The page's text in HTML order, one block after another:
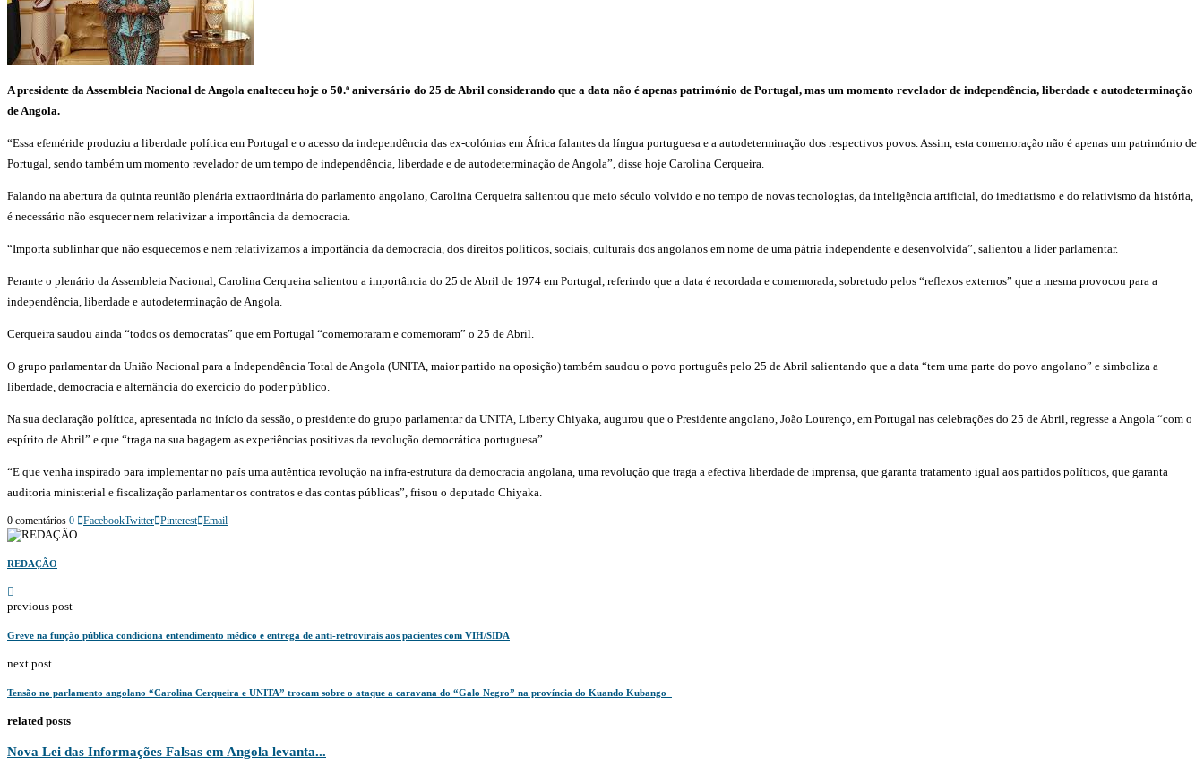
A presidente da Assembleia Nacional de Angola enalteceu hoje o 50.º aniversário do 25 de Abril considerando que a data não é apenas património de Portugal, mas um momento revelador de independência, liberdade e autodeterminação
de Angola.
“Essa efeméride produziu a liberdade política em Portugal e o acesso da independência das ex-colónias em África falantes da língua portuguesa e a autodeterminação dos respectivos povos. Assim, esta comemoração não é apenas um património de
Portugal, sendo também um momento revelador de um tempo de independência, liberdade e de autodeterminação de Angola”, disse hoje Carolina Cerqueira.
Falando na abertura da quinta reunião plenária extraordinária do parlamento angolano, Carolina Cerqueira salientou que meio século volvido e no tempo de novas tecnologias, da inteligência artificial, do imediatismo e do relativismo da história,
é necessário não esquecer nem relativizar a importância da democracia.
“Importa sublinhar que não esquecemos e nem relativizamos a importância da democracia, dos direitos políticos, sociais, culturais dos angolanos em nome de uma pátria independente e desenvolvida”, salientou a líder parlamentar.
Perante o plenário da Assembleia Nacional, Carolina Cerqueira salientou a importância do 25 de Abril de 1974 em Portugal, referindo que a data é recordada e comemorada, sobretudo pelos “reflexos externos” que a mesma provocou para a
independência, liberdade e autodeterminação de Angola.
Cerqueira saudou ainda “todos os democratas” que em Portugal “comemoraram e comemoram” o 25 de Abril.
O grupo parlamentar da União Nacional para a Independência Total de Angola (UNITA, maior partido na oposição) também saudou o povo português pelo 25 de Abril salientando que a data “tem uma parte do povo angolano” e simboliza a
liberdade, democracia e alternância do exercício do poder público.
Na sua declaração política, apresentada no início da sessão, o presidente do grupo parlamentar da UNITA, Liberty Chiyaka, augurou que o Presidente angolano, João Lourenço, em Portugal nas celebrações do 25 de Abril, regresse a Angola “com o
espírito de Abril” e que “traga na sua bagagem as experiências positivas da revolução democrática portuguesa”.
“E que venha inspirado para implementar no país uma autêntica revolução na infra-estrutura da democracia angolana, uma revolução que traga a efectiva liberdade de imprensa, que garanta tratamento igual aos partidos políticos, que garanta
auditoria ministerial e fiscalização parlamentar os contratos e das contas públicas”, frisou o deputado Chiyaka.
0 comentários 0 FacebookTwitter Pinterest Email
REDAÇÃO
previous post
Greve na função pública condiciona entendimento médico e entrega de anti-retrovirais aos pacientes com VIH/SIDA
next post
Tensão no parlamento angolano “Carolina Cerqueira e UNITA” trocam sobre o ataque a caravana do “Galo Negro” na província do Kuando Kubango
related posts
Nova Lei das Informações Falsas em Angola levanta...